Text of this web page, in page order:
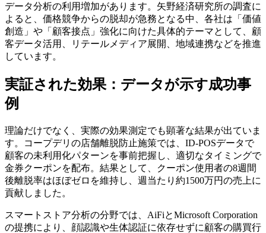
データ分析の利用増加があります。矢野経済研究所の調査に
よると、価格競争からの脱却が急務となる中、各社は「価値
創造」や「顧客接点」強化に向けた具体的テーマとして、顧
客データ活用、リテールメディア展開、地域連携などを推進
しています。
実証された効果：データが示す成功事
例
理論だけでなく、実際の効果測定でも顕著な結果が出ていま
す。コープデリの店舗離脱防止施策では、ID-POSデータで
顧客の未利用化パターンを事前把握し、適切なタイミングで
金券クーポンを配布。結果として、クーポン使用者の8週間
後離脱率はほぼゼロを維持し、週当たり約1500万円の売上に
貢献しました。
スマートストア分析の分野では、AiFiとMicrosoft Corporation
の提携により、顔認識や生体認証に依存せずに顧客の購買行